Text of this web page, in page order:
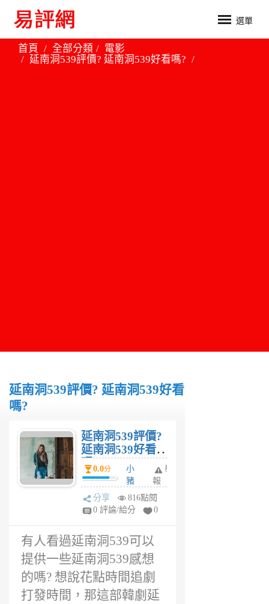
選單
首頁 全部分類
電影
延南洞539評價? 延南洞539好看嗎?
延南洞539評價? 延南洞539好看
嗎?
延南洞539評價?
延南洞539好看
嗎?0.0分
小
豬
妮
6
舉
報
分享
816點閱
0 評論/給分
0
有人看過延南洞539可以
提供一些延南洞539感想
的嗎? 想說花點時間追劇
打發時間，那這部韓劇延